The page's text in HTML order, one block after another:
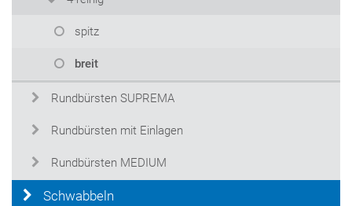
spitz
breit
Rundbürsten SUPREMA
Rundbürsten mit Einlagen
Rundbürsten MEDIUM
Schwabbeln